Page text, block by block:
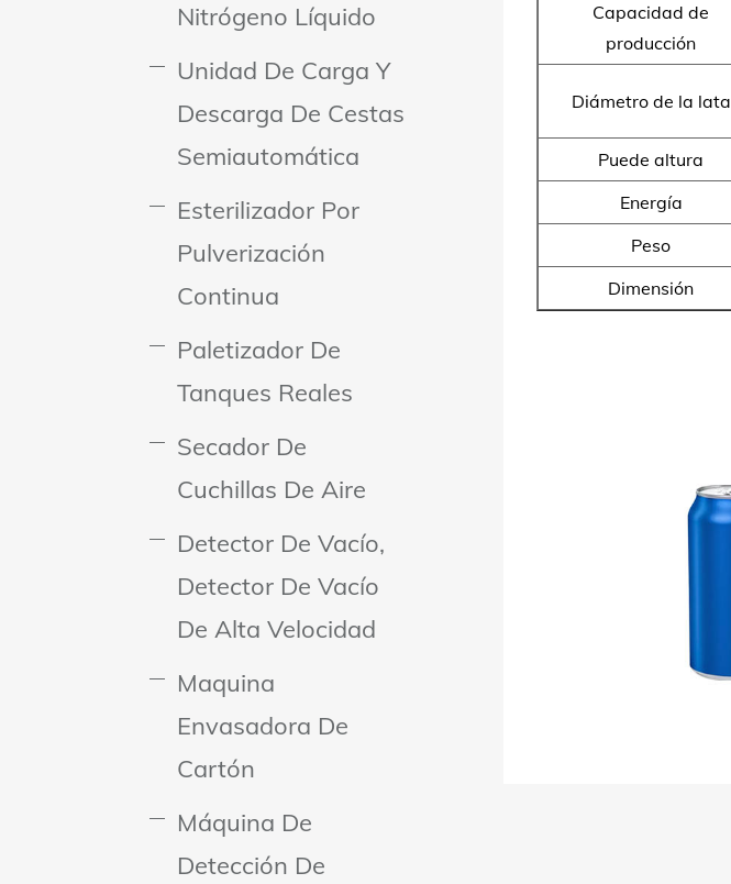
Nitrógeno Líquido
Unidad De Carga Y
Descarga De Cestas
Semiautomática
Esterilizador Por
Pulverización
Continua
Paletizador De
Tanques Reales
Secador De
Cuchillas De Aire
Detector De Vacío,
Detector De Vacío
De Alta Velocidad
Maquina
Envasadora De
Cartón
Máquina De
Detección De
Capacidad de
producción
Diámetro de la lata
Puede altura
Energía
Peso
Dimensión